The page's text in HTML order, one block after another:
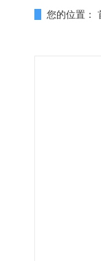
您的位置：